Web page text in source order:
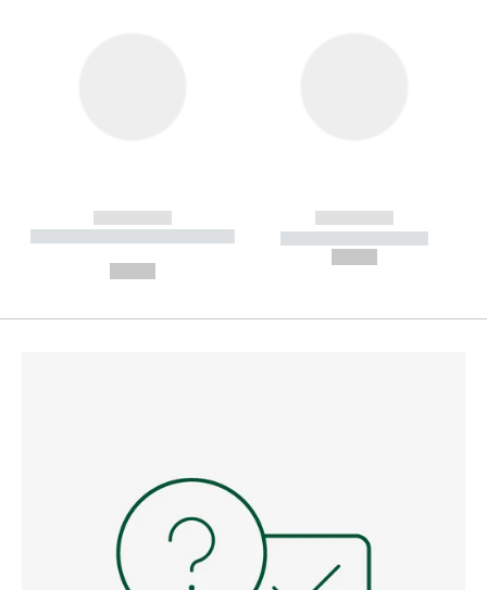
------------
----------- ----------- --------
------------
----------- -----------